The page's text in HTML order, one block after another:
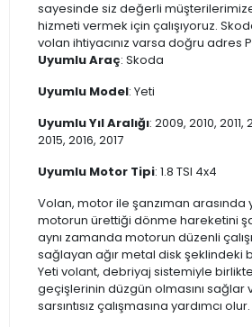
sayesinde siz değerli müşterilerimize
hizmeti vermek için çalışıyoruz.
volan ihtiyacınız varsa doğru adres
Uyumlu Araç: Skoda
Uyumlu Model: Yeti
Uyumlu Yıl Aralığı: 2009, 2010, 2011,
2015, 2016, 2017
Uyumlu Motor Tipi: 1.8 TSI 4x4
Volan, motor ile şanzıman arasında
motorun ürettiği dönme hareketini
aynı zamanda motorun düzenli
sağlayan ağır metal disk şeklindeki
Yeti volant, debriyaj sistemiyle
geçişlerinin düzgün olmasını sağlar
sarsıntısız çalışmasına yardımcı olur.